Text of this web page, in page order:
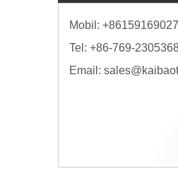
Mobil:
Tel: +86-769-
Email: